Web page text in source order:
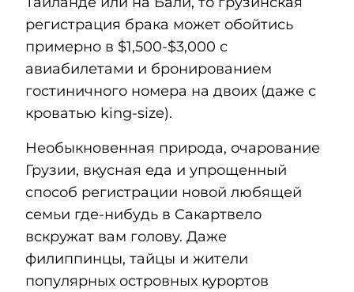
регистрация брака может обойтись
примерно в $1,500-$3,000 с
авиабилетами и бронированием
гостиничного номера на двоих (даже с
кроватью king-size).
Необыкновенная природа, очарование
Грузии, вкусная еда и упрощенный
способ регистрации новой любящей
семьи где-нибудь в Сакартвело
вскружат вам голову. Даже
филиппинцы, тайцы и жители
популярных островных курортов